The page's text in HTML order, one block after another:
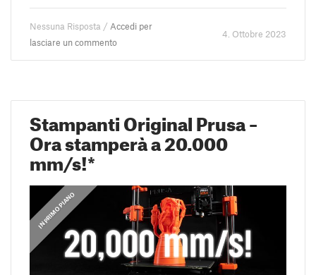
Nessuna Risposta / Accedi per
lasciare un commento
4. Ottobre 2023
Stampanti Original Prusa –
Ora stamperà a 20.000
mm/s!*
IN PRIMO PIANO
,
GUIDE
,
GUIDE
IN PRIMO PIANO